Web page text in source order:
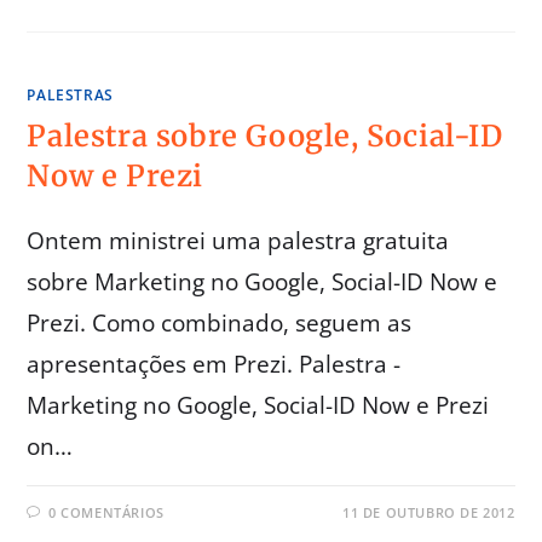
PALESTRAS
Palestra sobre Google, Social-ID
Now e Prezi
Ontem ministrei uma palestra gratuita
sobre Marketing no Google, Social-ID Now e
Prezi. Como combinado, seguem as
apresentações em Prezi. Palestra -
Marketing no Google, Social-ID Now e Prezi
on…
0 COMENTÁRIOS 11 DE OUTUBRO DE 2012